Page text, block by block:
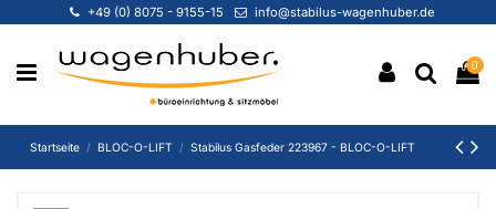
+49 (0) 8075 - 9155-15 info@stabilus-wagenhuber.de
0
Startseite BLOC-O-LIFT Stabilus Gasfeder 223967 - BLOC-O-LIFT